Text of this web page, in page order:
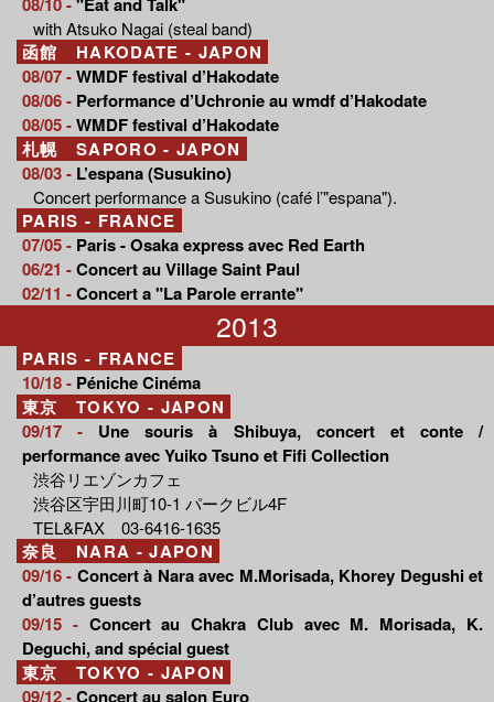
with Atsuko Nagai (steal band)
函館 HAKODATE - JAPON
08/07 -WMDF festival d’Hakodate
08/06 - Performance d’Uchronie au wmdf d’Hakodate
08/05 -WMDF festival d’Hakodate
札幌 SAPORO - JAPON
08/03 - L’espana (Susukino)
Concert performance a Susukino (café l’"espana").
PARIS - FRANCE
07/05 - Paris - Osaka express avec Red Earth
06/21 -Concert au Village Saint Paul
02/11 -Concert a "La Parole errante"
2013
PARIS - FRANCE
10/18 - Péniche Cinéma
東京 TOKYO - JAPON
09/17 - Une souris à Shibuya, concert et conte /
performance avec Yuiko Tsuno et Fifi Collection
渋谷リエゾンカフェ
渋谷区宇田川町10-1 パークビル4F
TEL&FAX 03-6416-1635
奈良 NARA - JAPON
09/16 - Concert à Nara avec M.Morisada, Khorey Degushi et
d’autres guests
09/15 - Concert au Chakra Club avec M. Morisada, K.
Deguchi, and spécial guest
東京 TOKYO - JAPON
09/12 -Concert au salon Euro